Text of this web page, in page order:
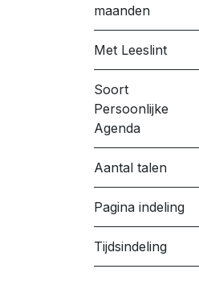
maanden
Met Leeslint
Soort
Persoonlijke
Agenda
Aantal talen
Pagina indeling
Tijdsindeling